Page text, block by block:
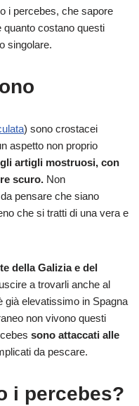
i percebes, che sapore
costano questi
singolare.
) sono crostacei
aspetto non proprio
artigli mostruosi, con
scuro. Non
pensare che siano
che si tratti di una vera e
della Galizia e del
a trovarli anche al
già elevatissimo in Spagna
non vivono questi
sono attaccati alle
da pescare.
i percebes?